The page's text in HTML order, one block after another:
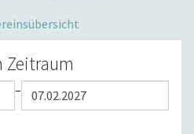
Zeitraum
–